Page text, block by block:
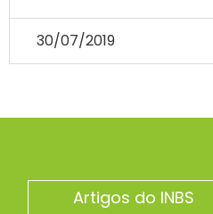
30/07/2019
Artigos do INBS